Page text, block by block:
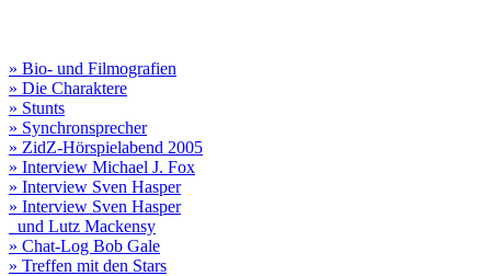
» Bio- und Filmografien
» Die Charaktere
» Stunts
» Synchronsprecher
» ZidZ-Hörspielabend 2005
» Interview Michael J. Fox
» Interview Sven Hasper
» Interview Sven Hasper
und Lutz Mackensy
» Chat-Log Bob Gale
» Treffen mit den Stars